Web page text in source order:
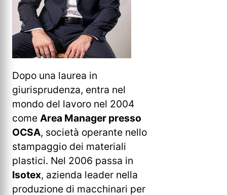
Dopo una laurea in
giurisprudenza, entra nel
mondo del lavoro nel 2004
come Area Manager presso
OCSA, società operante nello
stampaggio dei materiali
plastici. Nel 2006 passa in
Isotex, azienda leader nella
produzione di macchinari per